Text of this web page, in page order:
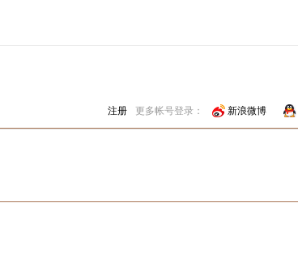
注册 更多帐号登录： 新浪微博